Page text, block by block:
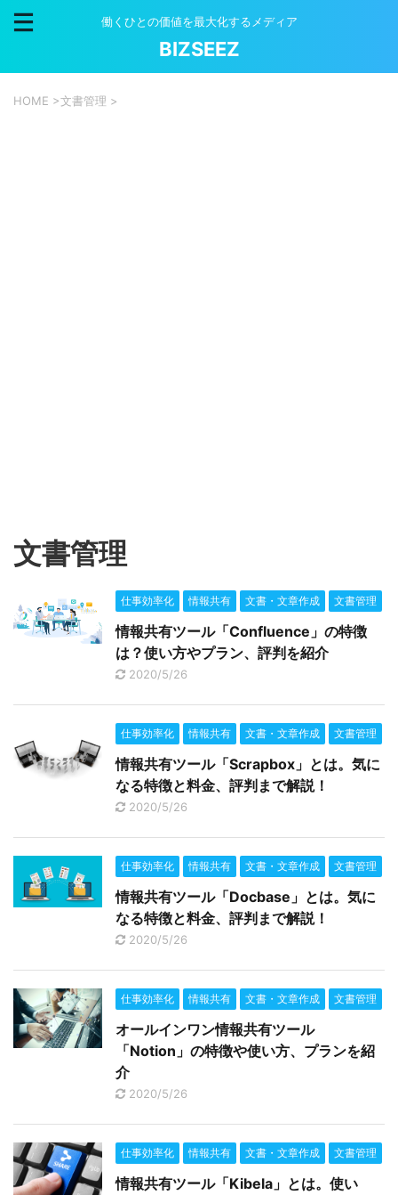
働くひとの価値を最大化するメディア
BIZSEEZ
HOME >文書管理 >
文書管理
仕事効率化 情報共有 文書・文章作成 文書管理
情報共有ツール「Confluence」の特徴
は？使い方やプラン、評判を紹介
2020/5/26
仕事効率化 情報共有 文書・文章作成 文書管理
情報共有ツール「Scrapbox」とは。気に
なる特徴と料金、評判まで解説！
2020/5/26
仕事効率化 情報共有 文書・文章作成 文書管理
情報共有ツール「Docbase」とは。気に
なる特徴と料金、評判まで解説！
2020/5/26
仕事効率化 情報共有 文書・文章作成 文書管理
オールインワン情報共有ツール
「Notion」の特徴や使い方、プランを紹
介
2020/5/26
仕事効率化 情報共有 文書・文章作成 文書管理
情報共有ツール「Kibela」とは。使い